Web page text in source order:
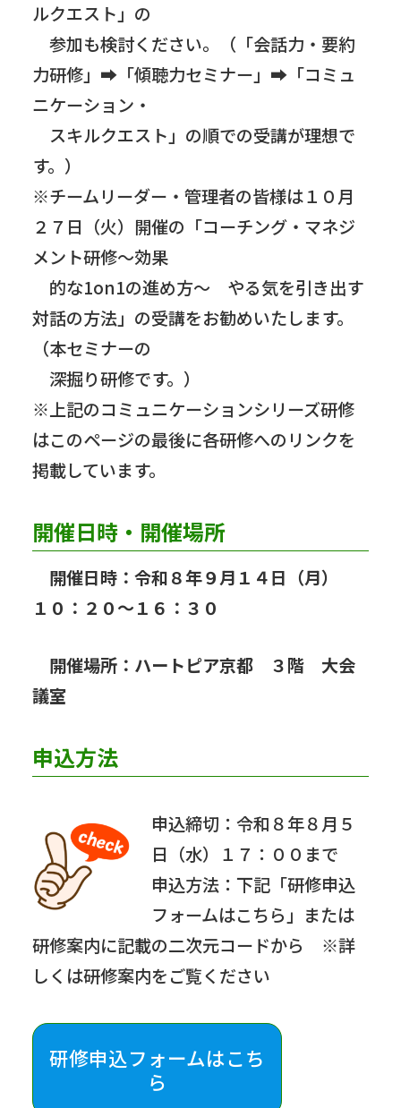
ルクエスト」の
参加も検討ください。（「会話力・要約
力研修」➡「傾聴力セミナー」➡「コミュ
ニケーション・
スキルクエスト」の順での受講が理想で
す。）
※チームリーダー・管理者の皆様は１０月
２７日（火）開催の「コーチング・マネジ
メント研修～効果
的な1on1の進め方～ やる気を引き出す
対話の方法」の受講をお勧めいたします。
（本セミナーの
深掘り研修です。）
※上記のコミュニケーションシリーズ研修
はこのページの最後に各研修へのリンクを
掲載しています。
開催日時・開催場所
開催日時：令和８年９月１４日（月）
１０：２０～１６：３０
開催場所：ハートピア京都 ３階 大会
議室
申込方法
申込締切：令和８年８月５
日（水）１７：００まで
申込方法：下記「研修申込
フォームはこちら」または
研修案内に記載の二次元コードから ※詳
しくは研修案内をご覧ください
研修申込フォームはこち
ら